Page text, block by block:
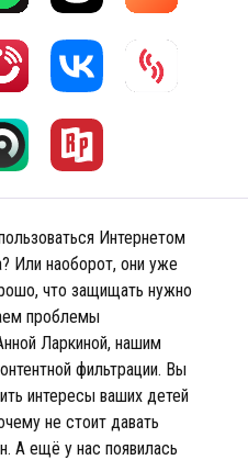
Интернетом
Или наоборот, они уже
что защищать нужно
проблемы
Ларкиной, нашим
фильтрации. Вы
интересы ваших детей
не стоит давать
А ещё у нас появилась